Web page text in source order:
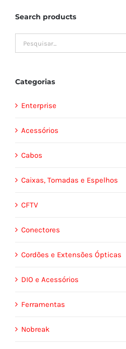
Search products
Categorias
Enterprise
Acessórios
Cabos
Caixas, Tomadas e Espelhos
CFTV
Conectores
Cordões e Extensões Ópticas
DIO e Acessórios
Ferramentas
Nobreak